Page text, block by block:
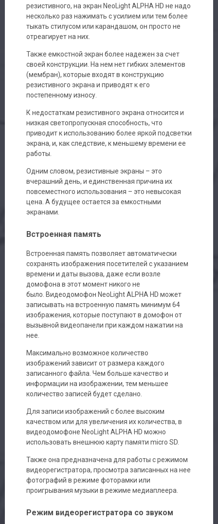
резистивного, на экран NeoLight ALPHA HD не надо
несколько раз нажимать с усилием или тем более
тыкать стилусом или карандашом, он просто не
отреагирует на них.
Также емкостной экран более надежен за счет
своей конструкции. На нем нет гибких элементов
(мембран), которые входят в конструкцию
резистивного экрана и приводят к его
постепенному износу.
К недостаткам резистивного экрана относится и
низкая светопропускная способность, что
приводит к использованию более яркой подсветки
экрана, и, как следствие, к меньшему времени ее
работы.
Одним словом, резистивные экраны – это
вчерашний день, и единственная причина их
повсеместного использования – это невысокая
цена. А будущее остается за емкостными
экранами.
Встроенная память
Встроенная память позволяет автоматически
сохранять изображения посетителей с указанием
времени и даты вызова, даже если возле
домофона в этот момент никого не
было. Видеодомофон NeoLight ALPHA HD может
записывать на встроенную память минимум 64
изображения, которые поступают в домофон от
вызывной видеопанели при каждом нажатии на
нее.
Максимально возможное количество
изображений зависит от размера каждого
записанного файла. Чем больше качество и
информации на изображении, тем меньшее
количество записей будет сделано.
Для записи изображений с более высоким
качеством или для увеличения их количества, в
видеодомофоне NeoLight ALPHA HD можно
использовать внешнюю карту памяти micro SD.
Также она предназначена для работы с режимом
видеорегистратора, просмотра записанных на нее
фотографий в режиме фоторамки или
проигрывания музыки в режиме медиаплеера.
Режим видеорегистратора со звуком